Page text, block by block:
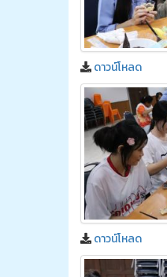
ดาวน์โหลด
ดาวน์โหลด